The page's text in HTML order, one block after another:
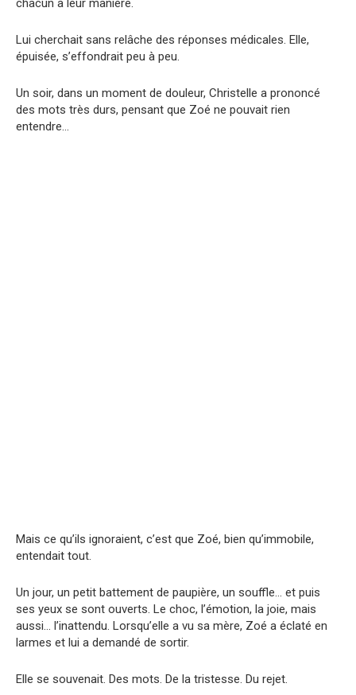
chacun à leur manière.
Lui cherchait sans relâche des réponses médicales. Elle,
épuisée, s’effondrait peu à peu.
Un soir, dans un moment de douleur, Christelle a prononcé
des mots très durs, pensant que Zoé ne pouvait rien
entendre…
Mais ce qu’ils ignoraient, c’est que Zoé, bien qu’immobile,
entendait tout.
Un jour, un petit battement de paupière, un souffle… et puis
ses yeux se sont ouverts. Le choc, l’émotion, la joie, mais
aussi… l’inattendu. Lorsqu’elle a vu sa mère, Zoé a éclaté en
larmes et lui a demandé de sortir.
Elle se souvenait. Des mots. De la tristesse. Du rejet.